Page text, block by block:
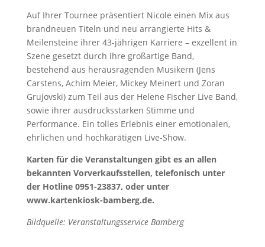
Auf Ihrer Tournee präsentiert Nicole einen Mix aus
brandneuen Titeln und neu arrangierte Hits &
Meilensteine ihrer 43-jährigen Karriere – exzellent in
Szene gesetzt durch ihre großartige Band,
bestehend aus herausragenden Musikern (Jens
Carstens, Achim Meier, Mickey Meinert und Zoran
Grujovski) zum Teil aus der Helene Fischer Live Band,
sowie ihrer ausdrucksstarken Stimme und
Performance. Ein tolles Erlebnis einer emotionalen,
ehrlichen und hochkarätigen Live-Show.
Karten für die Veranstaltungen gibt es an allen
bekannten Vorverkaufsstellen, telefonisch unter
der Hotline 0951-23837, oder unter
www.kartenkiosk-bamberg.de.
Bildquelle: Veranstaltungsservice Bamberg